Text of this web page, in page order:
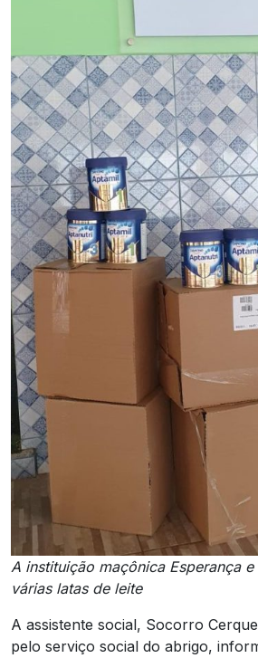
A instituição maçônica Esperança
várias latas de leite
A assistente social, Socorro
pelo serviço social do abrigo,